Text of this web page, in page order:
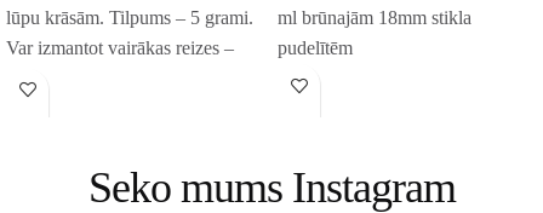
lūpu krāsām. Tilpums – 5 grami.
Var izmantot vairākas reizes –
izlieto un
ml brūnajām 18mm stikla
pudelītēm
Seko mums Instagram